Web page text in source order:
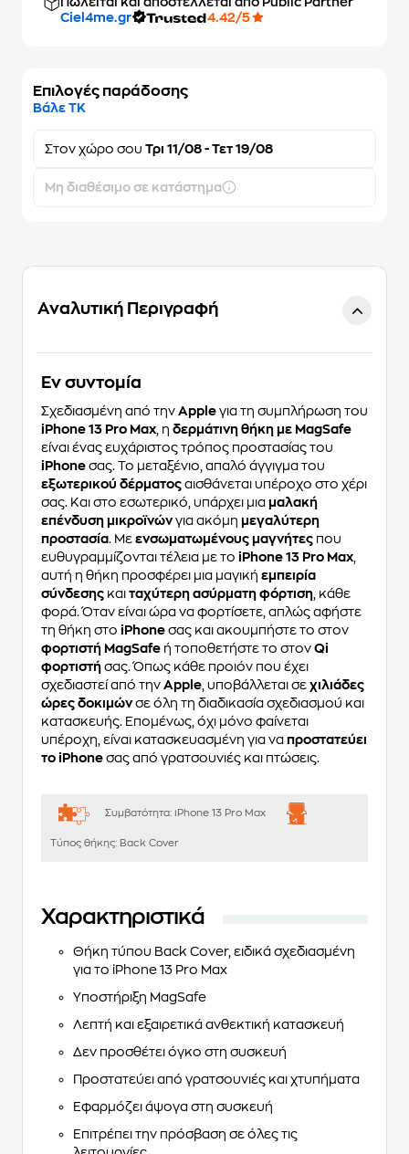
Ciel4me.gr
4.42/5
Επιλογές παράδοσης
Βάλε ΤΚ
Στον χώρο σου Τρι 11/08 - Τετ 19/08
Μη διαθέσιμο σε κατάστημα
Αναλυτική Περιγραφή
Eν συντομία
Σχεδιασμένη από την Apple για τη συμπλήρωση του
iPhone 13 Pro Max , η δερμάτινη θήκη με MagSafe
είναι ένας ευχάριστος τρόπος προστασίας του
iPhone σας. Το μεταξένιο, απαλό άγγιγμα του
εξωτερικού δέρματος αισθάνεται υπέροχο στο χέρι
σας. Και στο εσωτερικό, υπάρχει μια μαλακή
επένδυση μικροϊνώνγια ακόμη μεγαλύτερη
προστασία. Με ενσωματωμένους μαγνήτες που
ευθυγραμμίζονται τέλεια με το iPhone 13 Pro Max
αυτή η θήκη προσφέρει μια μαγική εμπειρία
σύνδεσης και ταχύτερη ασύρματη φόρτιση , κάθε
φορά. Όταν είναι ώρα να φορτίσετε, απλώς αφήστε
τη θήκη στο iPhone σας και ακουμπήστε το στον
φορτιστή MagSafe ή τοποθετήστε το στον Qi
φορτιστή σας. Όπως κάθε προιόν που έχει
σχεδιαστεί από την Apple , υποβάλλεται σε χιλιάδες
ώρες δοκιμώνσε όλη τη διαδικασία σχεδιασμού και
κατασκευής. Επομένως, όχι μόνο φαίνεται
υπέροχη, είναι κατασκευασμένη για να προστατεύει
το iPhone σας από γρατσουνιές και πτώσεις.
Συμβατότητα: iPhone 13 Pro Max
Τύπος θήκης: Back Cover
Χαρακτηριστικά
Θήκη τύπου Back Cover, ειδικά σχεδιασμένη
για το iPhone 13 Pro Max
Υποστήριξη MagSafe
Λεπτή και εξαιρετικά ανθεκτική κατασκευή
Δεν προσθέτει όγκο στη συσκευή
Προστατεύει από γρατσουνιές και χτυπήματα
Εφαρμόζει άψογα στη συσκευή
Επιτρέπει την πρόσβαση σε όλες τις